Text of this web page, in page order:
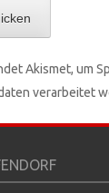
Akismet, um
verarbeitet